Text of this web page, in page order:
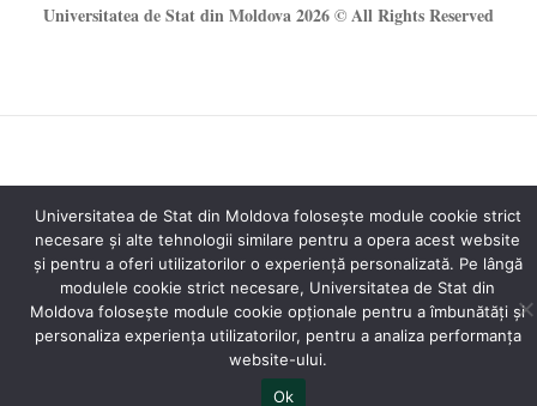
Universitatea de Stat din Moldova 2026 © All Rights Reserved
Oficiul Programare Web al USM ®
Universitatea de Stat din Moldova folosește module cookie strict
necesare și alte tehnologii similare pentru a opera acest website
și pentru a oferi utilizatorilor o experiență personalizată. Pe lângă
modulele cookie strict necesare, Universitatea de Stat din
Moldova folosește module cookie opționale pentru a îmbunătăți și
personaliza experiența utilizatorilor, pentru a analiza performanța
website-ului.
Ok